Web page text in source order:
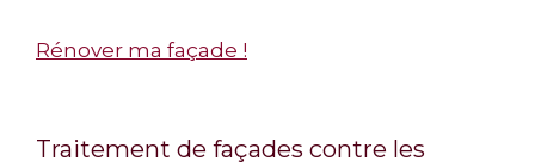
Rénover ma façade !
Traitement de façades contre les